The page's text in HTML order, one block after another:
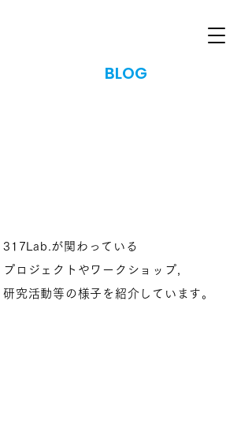
​BLOG
317Lab.が関わっている
プロジェクトや ワークショップ，
研究活動等 の様子を紹介しています。